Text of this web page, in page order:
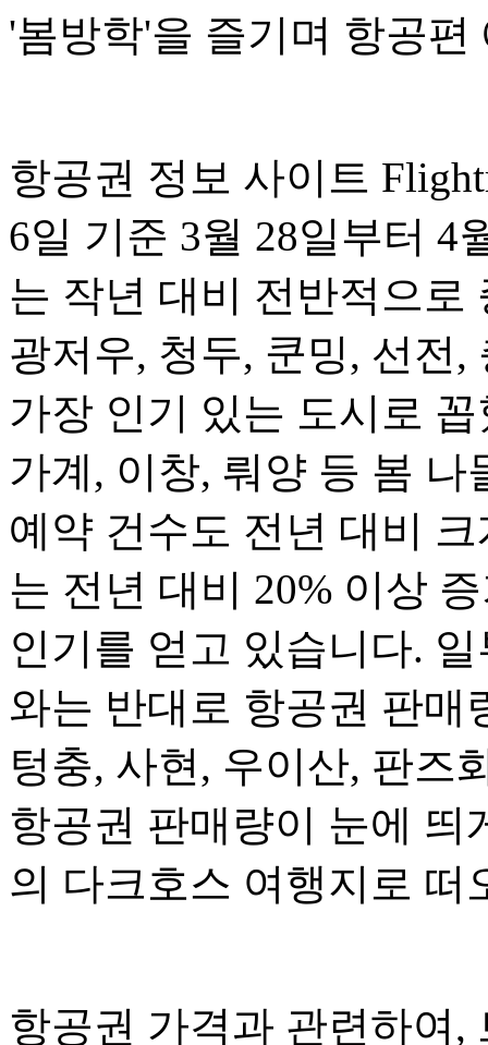
'봄방학'을 즐기며 항공
항공권 정보 사이트
6일 기준 3월 28일부터 4
는 작년 대비 전반적으로
광저우, 청두, 쿤밍, 선전
가장 인기 있는 도시로
가계, 이창, 뤄양 등 봄
예약 건수도 전년 대비
는 전년 대비 20% 이상
인기를 얻고 있습니다.
와는 반대로 항공권 판매
텅충, 사현, 우이산, 판즈
항공권 판매량이 눈에 띄
의 다크호스 여행지로 떠
항공권 가격과 관련하여,